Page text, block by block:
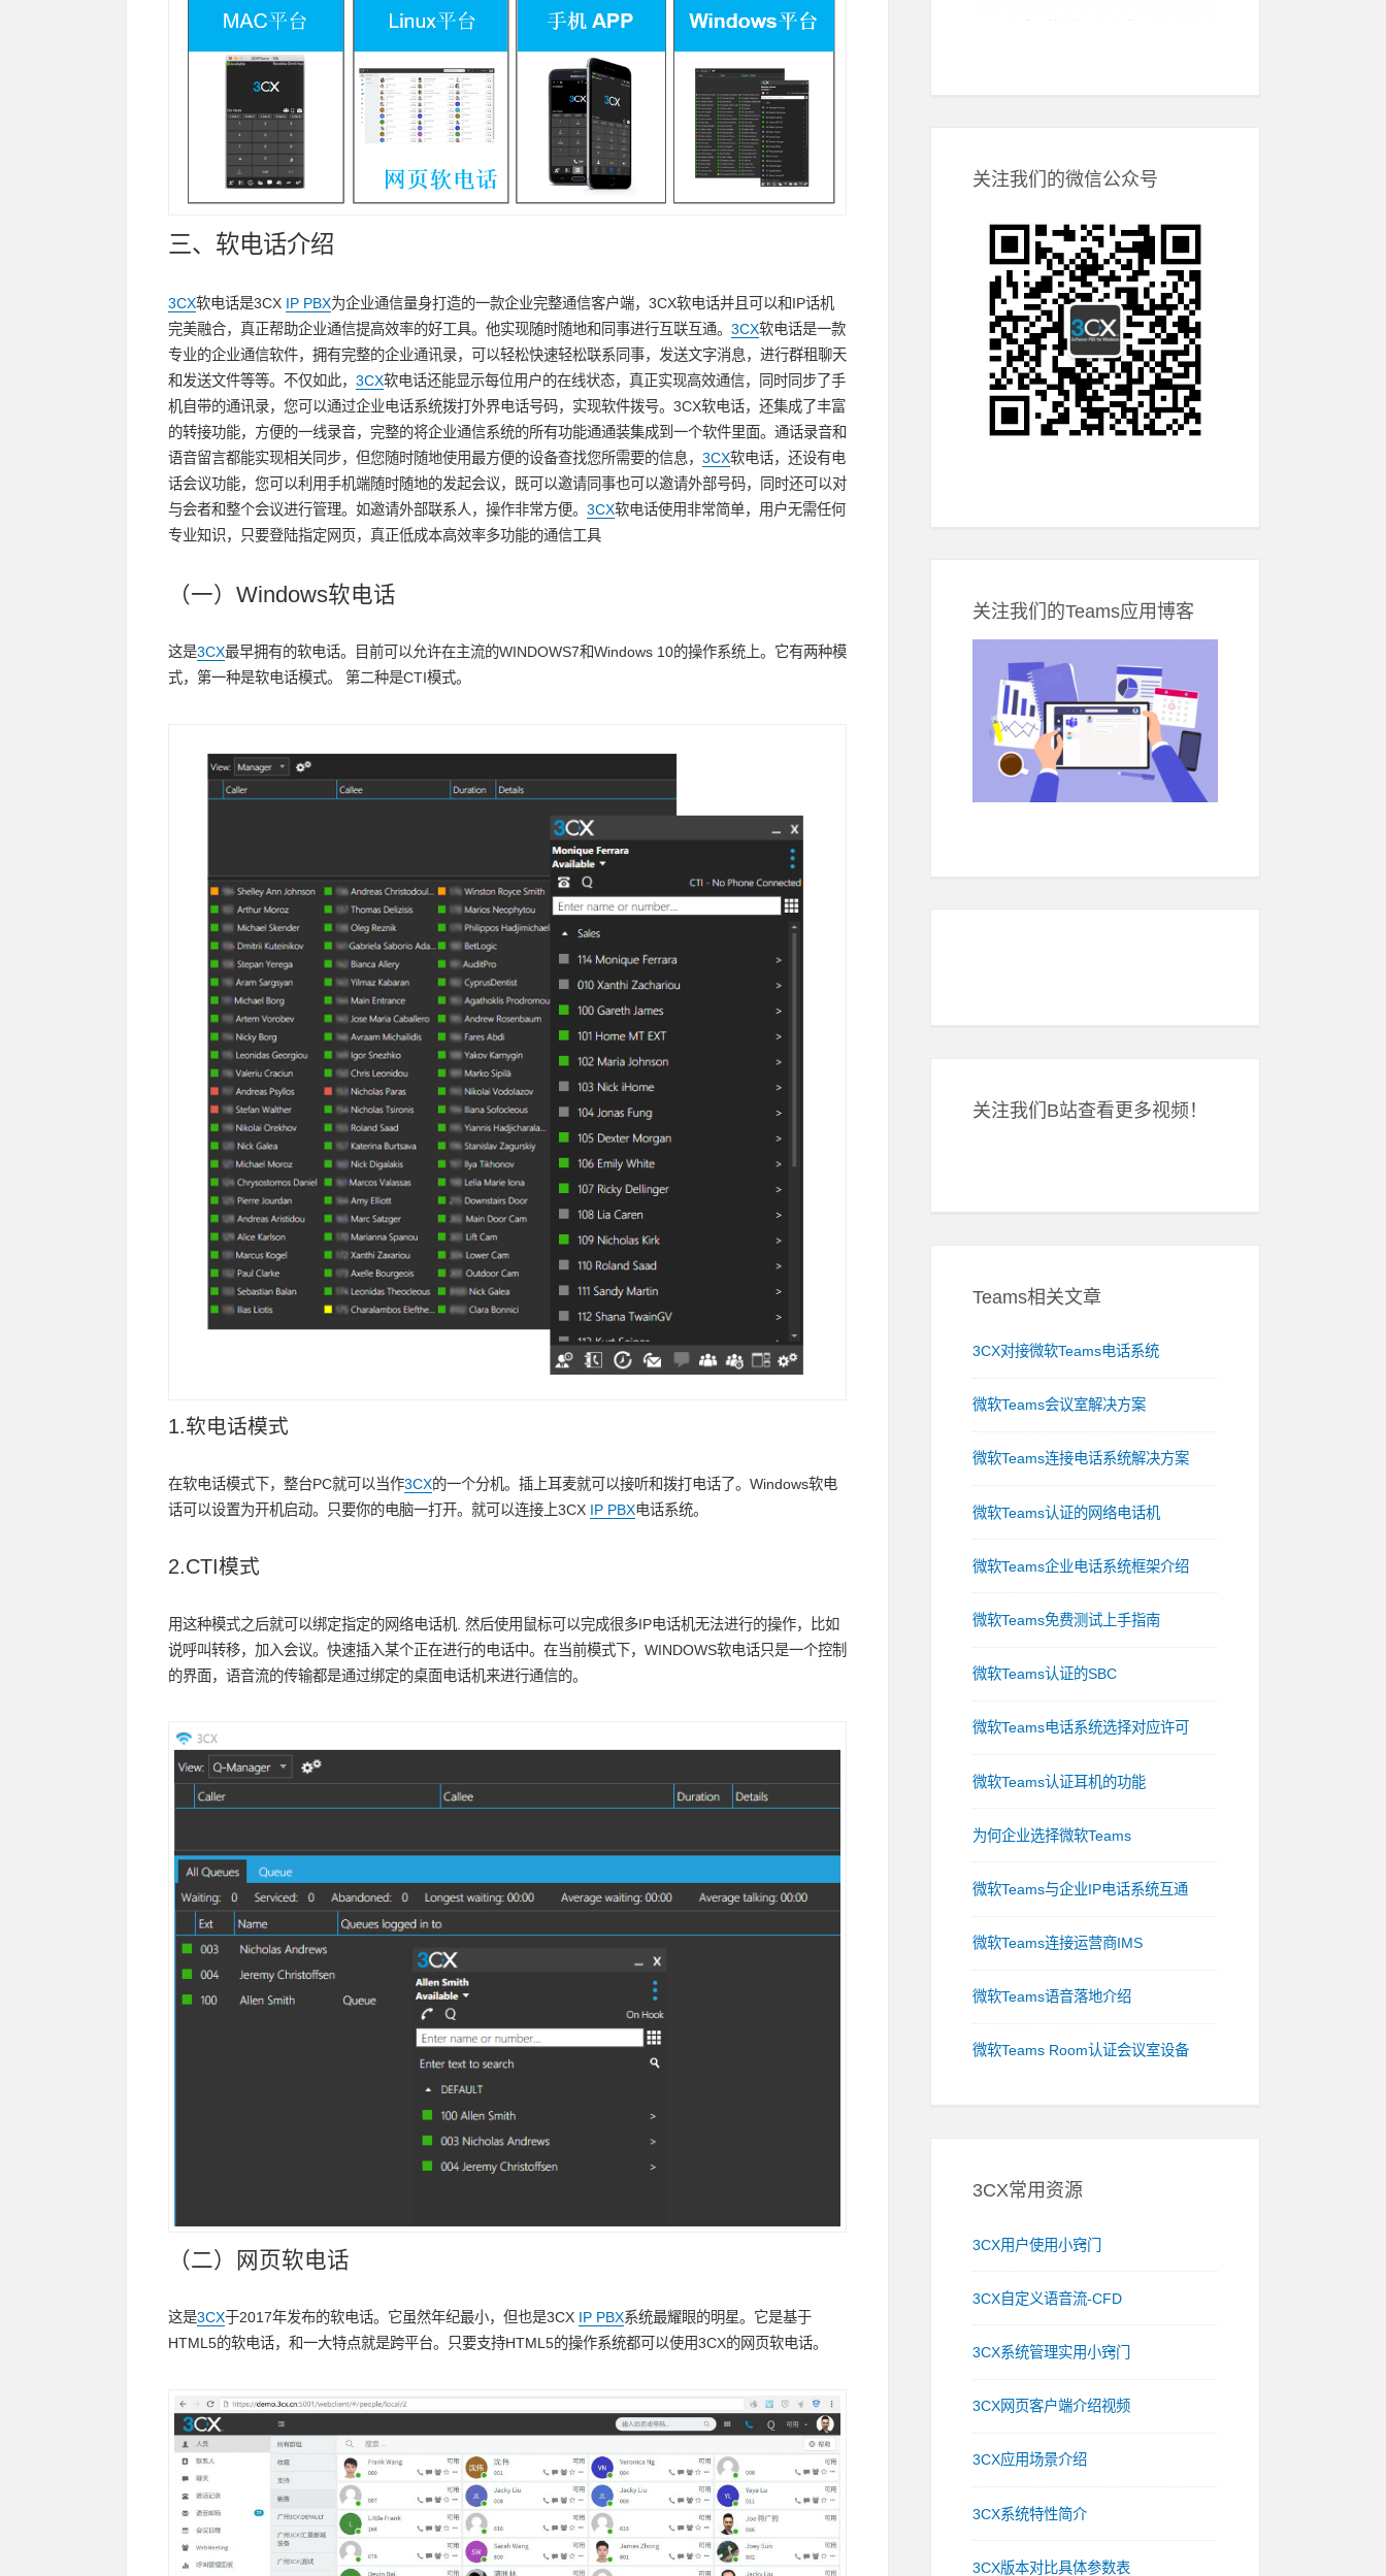
三、软电话介绍
3CX软电话是3CX IP PBX为企业通信量身打造的一款企业完整通信客户端，3CX软电话并且可以和IP话机
完美融合，真正帮助企业通信提高效率的好工具。他实现随时随地和同事进行互联互通。 3CX软电话是一款
专业的企业通信软件，拥有完整的企业通讯录，可以轻松快速轻松联系同事，发送文字消息，进行群租聊天
和发送文件等等。不仅如此， 3CX软电话还能显示每位用户的在线状态，真正实现高效通信，同时同步了手
机自带的通讯录，您可以通过企业电话系统拨打外界电话号码，实现软件拨号。3CX软电话，还集成了丰富
的转接功能，方便的一线录音，完整的将企业通信系统的所有功能通通装集成到一个软件里面。通话录音和
语音留言都能实现相关同步，但您随时随地使用最方便的设备查找您所需要的信息， 3CX软电话，还设有电
话会议功能，您可以利用手机端随时随地的发起会议，既可以邀请同事也可以邀请外部号码，同时还可以对
与会者和整个会议进行管理。如邀请外部联系人，操作非常方便。 3CX软电话使用非常简单，用户无需任何
专业知识，只要登陆指定网页，真正低成本高效率多功能的通信工具
（一）Windows软电话
这是3CX最早拥有的软电话。目前可以允许在主流的WINDOWS7和Windows 10的操作系统上。它有两种模
式，第一种是软电话模式。 第二种是CTI模式。
1.软电话模式
在软电话模式下，整台PC就可以当作3CX的一个分机。插上耳麦就可以接听和拨打电话了。Windows软电
话可以设置为开机启动。只要你的电脑一打开。就可以连接上3CX IP PBX电话系统。
2.CTI模式
用这种模式之后就可以绑定指定的网络电话机. 然后使用鼠标可以完成很多IP电话机无法进行的操作，比如
说呼叫转移，加入会议。快速插入某个正在进行的电话中。在当前模式下，WINDOWS软电话只是一个控制
的界面，语音流的传输都是通过绑定的桌面电话机来进行通信的。
（二）网页软电话
这是3CX于2017年发布的软电话。它虽然年纪最小，但也是3CX IP PBX系统最耀眼的明星。它是基于
HTML5的软电话，和一大特点就是跨平台。只要支持HTML5的操作系统都可以使用3CX的网页软电话。
关注我们的微信公众号
关注我们的Teams应用博客
关注我们B站查看更多视频！
Teams相关文章
3CX对接微软Teams电话系统
微软Teams会议室解决方案
微软Teams连接电话系统解决方案
微软Teams认证的网络电话机
微软Teams企业电话系统框架介绍
微软Teams免费测试上手指南
微软Teams认证的SBC
微软Teams电话系统选择对应许可
微软Teams认证耳机的功能
为何企业选择微软Teams
微软Teams与企业IP电话系统互通
微软Teams连接运营商IMS
微软Teams语音落地介绍
微软Teams Room认证会议室设备
3CX常用资源
3CX用户使用小窍门
3CX自定义语音流-CFD
3CX系统管理实用小窍门
3CX网页客户端介绍视频
3CX应用场景介绍
3CX系统特性简介
3CX版本对比具体参数表